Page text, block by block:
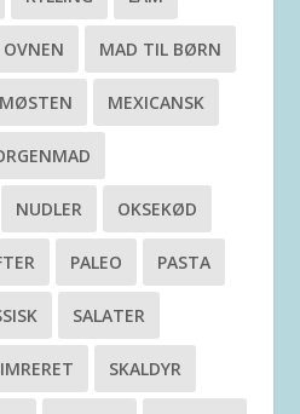
MAD TIL BØRN
MEXICANSK
NUDLER OKSEKØD
PALEO PASTA
SALATER
SKALDYR